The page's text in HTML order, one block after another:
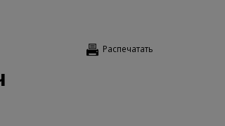
Распечатать